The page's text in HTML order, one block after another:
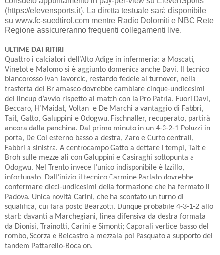
(https://elevensports.it). La diretta testuale sarà disponibile
su www.fc-suedtirol.com mentre Radio Dolomiti e NBC Rete
Regione assicureranno frequenti collegamenti live.
ULTIME DAI RITIRI
Quattro i calciatori dell’Alto Adige in infermeria: a Moscati,
Vinetot e Malomo si è aggiunto domenica anche Davi. Il tecnico
biancorosso Ivan Javorcic, restando fedele al turnover, nella
trasferta del Briamasco dovrebbe cambiare cinque-undicesimi
del lineup d’avvio rispetto al match con la Pro Patria. Fuori Davi,
Beccaro, H’Maidat, Voltan e De Marchi a vantaggio di Fabbri,
Tait, Gatto, Galuppini e Odogwu. Fischnaller, recuperato, partirà
ancora dalla panchina. Dal primo minuto in un 4-3-2-1 Poluzzi in
porta, De Col esterno basso a destra, Zaro e Curto centrali,
Fabbri a sinistra. A centrocampo Gatto a dettare i tempi, Tait e
Broh sulle mezze ali con Galuppini e Casiraghi sottopunta a
Odogwu. Nel Trento invece l’unico indisponibile è Izzillo,
infortunato. Dall’inizio il tecnico Carmine Parlato dovrebbe
confermare dieci-undicesimi della formazione che ha fermato il
Padova. Unica novità Carini, che ha scontato un turno di
squalifica, cui farà posto Bearzotti. Dunque probabile 4-3-1-2 allo
start: davanti a Marchegiani, linea difensiva da destra formata
da Dionisi, Trainotti, Carini e Simonti; Caporali vertice basso del
rombo, Scorza e Belcastro a mezzala poi Pasquato a supporto del
tandem Pattarello-Bocalon.